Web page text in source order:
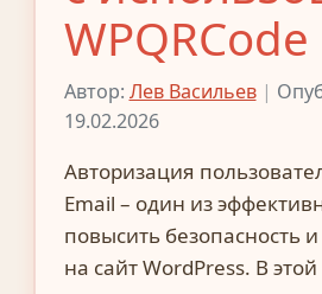
WPQRCode
Автор: Лев Васильев |
19.02.2026
Авторизация
Email – один из
повысить безопасность
на сайт WordPress. В